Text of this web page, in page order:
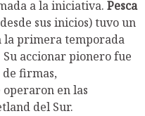
a la iniciativa. Pesca
sus inicios) tuvo un
la primera temporada
Su accionar pionero fue
firmas,
en las
del Sur.